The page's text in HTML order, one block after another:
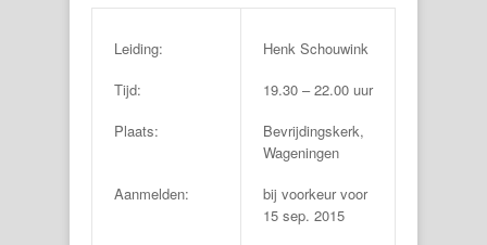
Leiding:
Henk Schouwink
Tijd:
19.30 – 22.00 uur
Plaats:
Bevrijdingskerk,
Wageningen
Aanmelden:
bij voorkeur voor
15 sep. 2015